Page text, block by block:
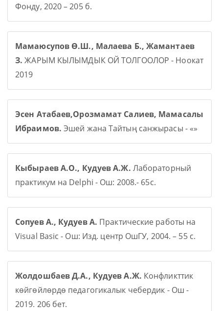
Фонду, 2020 – 205 б.
Мамаюсупов Ө.Ш., Малаева Б., Жамантаев
З. ЖАРЫМ КЫЛЫМДЫК ОЙ ТОЛГООЛОР - Ноокат
2019
Эсен Атабаев,Орозмамат Салиев, Мамасалы
Ибраимов. Эшей жана Тайтың санжырасы - «»
Кыбыраев А.О., Кудуев А.Ж. Лабораторный
практикум на Delphi - Ош: 2008.- 65с.
Сопуев А., Кудуев А. Практические работы на
Visual Basic - Ош: Изд. центр ОшГУ, 2004. – 55 с.
Жолдошбаев Д.А., Кудуев А.Ж. Конфликттик
көйгөйлөрдө педагогикалык чебердик - Ош -
2019. 206 бет.